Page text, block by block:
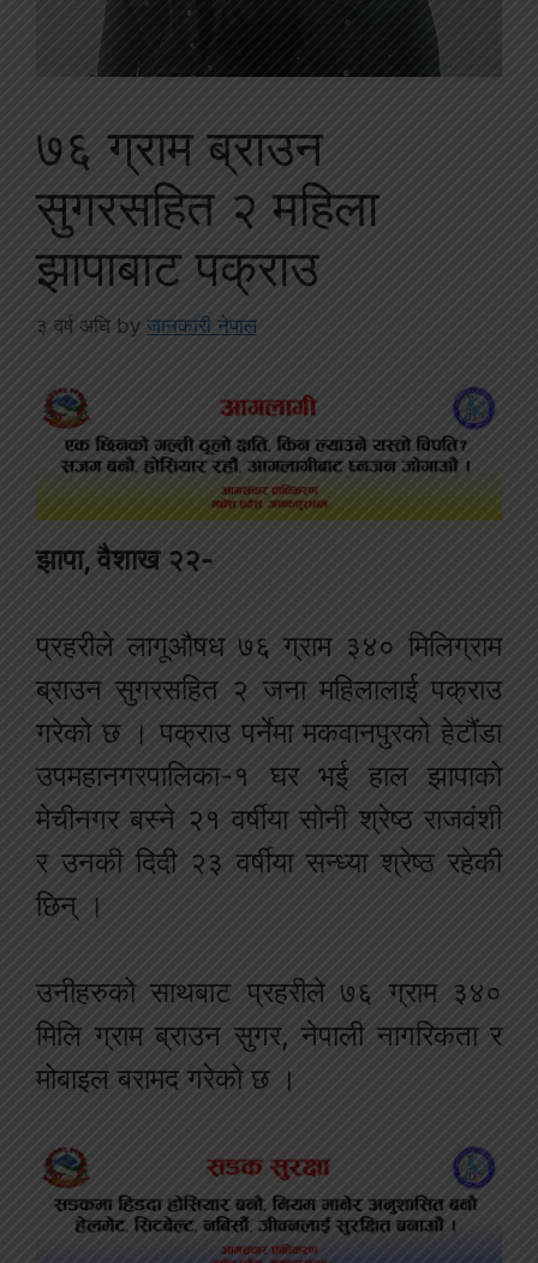
७६ ग्राम ब्राउन
सुगरसहित २ महिला
झापाबाट पक्राउ
३ वर्ष अघि by जानकारी नेपाल
झापा, वैशाख २२-
प्रहरीले लागूऔषध ७६ ग्राम ३४० मिलिग्राम
ब्राउन सुगरसहित २ जना महिलालाई पक्राउ
गरेको छ । पक्राउ पर्नेमा मकवानपुरको हेटौंडा
उपमहानगरपालिका-१ घर भई हाल झापाको
मेचीनगर बस्‍ने २१ वर्षीया सोनी श्रेष्ठ राजवंशी
र उनकी दिदी २३ वर्षीया सन्ध्या श्रेष्ठ रहेकी
छिन् ।
उनीहरुको साथबाट प्रहरीले ७६ ग्राम ३४०
मिलि ग्राम ब्राउन सुगर, नेपाली नागरिकता र
मोबाइल बरामद गरेको छ ।